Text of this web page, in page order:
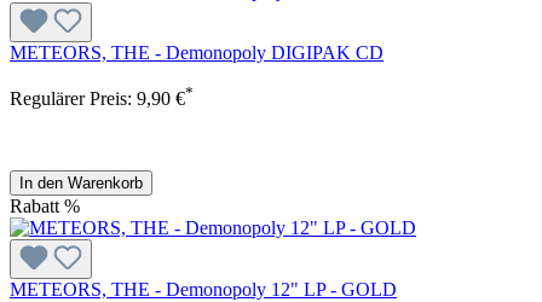
METEORS, THE - Demonopoly DIGIPAK CD
Regulärer Preis: 9,90 €*
In den Warenkorb
Rabatt %
METEORS, THE - Demonopoly 12" LP - GOLD